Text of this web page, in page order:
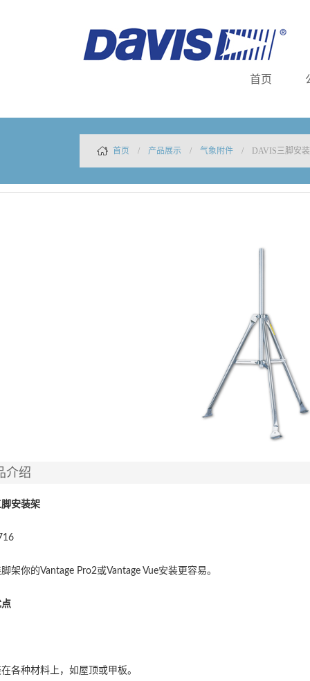
首页
首页 / 产品展示 / 气象附件 / DAVIS三脚安装
介绍
安装架
架你的Vantage Pro2或Vantage Vue安装更容易。
各种材料上，如屋顶或甲板。